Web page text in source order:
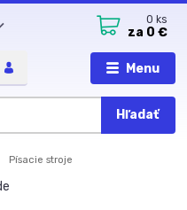
Menu
Hľadať
0 ks
za 0 €
Písacie stroje